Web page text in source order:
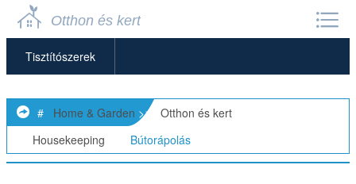
Otthon és kert
Tisztítószerek
Otthon Szervezés
Háztartási Feladatok
# Home & Garden >> Otthon és kert
Housekeeping Bútorápolás